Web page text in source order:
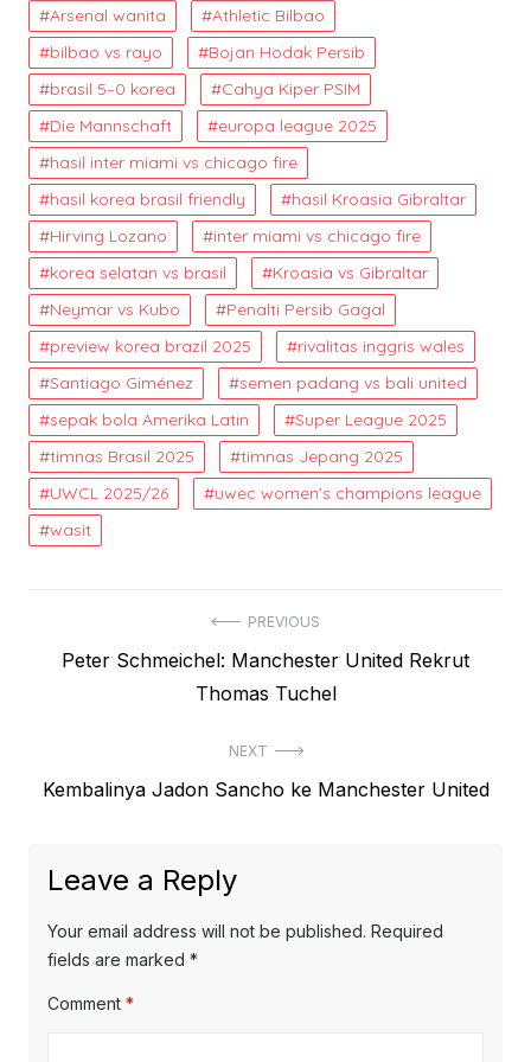
Arsenal wanita
Athletic Bilbao
bilbao vs rayo
Bojan Hodak Persib
brasil 5–0 korea
Cahya Kiper PSIM
Die Mannschaft
europa league 2025
hasil inter miami vs chicago fire
hasil korea brasil friendly
hasil Kroasia Gibraltar
Hirving Lozano
inter miami vs chicago fire
korea selatan vs brasil
Kroasia vs Gibraltar
Neymar vs Kubo
Penalti Persib Gagal
preview korea brazil 2025
rivalitas inggris wales
Santiago Giménez
semen padang vs bali united
sepak bola Amerika Latin
Super League 2025
timnas Brasil 2025
timnas Jepang 2025
UWCL 2025/26
uwec women’s champions league
wasit
navigation
PREVIOUS
Previous
Peter Schmeichel: Manchester United Rekrut
Thomas Tuchel
NEXT
Next
Kembalinya Jadon Sancho ke Manchester United
Leave a Reply
Your email address will not be published. Required
fields are marked *
Comment *